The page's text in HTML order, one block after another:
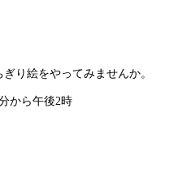
り絵をやってみませんか。
から午後2時